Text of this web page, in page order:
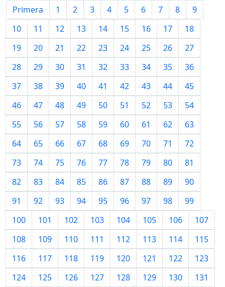
Primera 1 2 3 4 5 6 7 8
9
10
11 12 13 14 15 16 17
18
19
20 21 22 23 24 25 26
27
28
29 30 31 32 33 34 35
36
37
38 39 40 41 42 43 44
45
46
47 48 49 50 51 52 53
54
55
56 57 58 59 60 61 62
63
64
65 66 67 68 69 70 71
72
73
74 75 76 77 78 79 80
81
82
83 84 85 86 87 88 89
90
91
92 93 94 95 96 97 98
99
100
101 102 103 104 105 106
107
108
109 110 111 112 113 114
115
116
117 118 119 120 121 122
123
124
125 126 127 128 129 130
131